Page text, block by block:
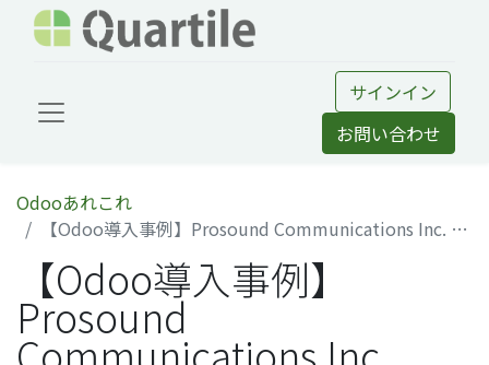
サインイン
お問い合わせ
Odooあれこれ
【Odoo導入事例】Prosound Communications Inc. （楽器製造・販売）
【Odoo導入事例】
Prosound